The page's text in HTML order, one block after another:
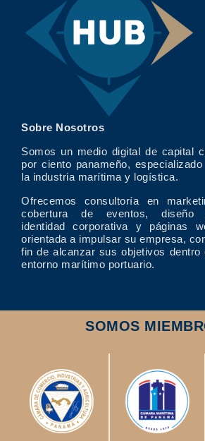
Sobre Nosotros
Somos un medio digital de capital
por ciento panameño, especializado
la industria marítima y logística.
Ofrecemos consultoría en
cobertura de eventos, diseño
identidad corporativa y páginas
orientada a impulsar su empresa,
fin de alcanzar sus objetivos dentro
entorno marítimo portuario.
SOMOS